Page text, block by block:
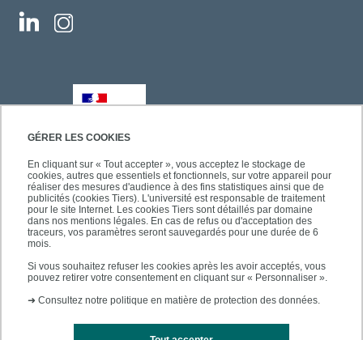
GÉRER LES COOKIES
En cliquant sur « Tout accepter », vous acceptez le stockage de
cookies, autres que essentiels et fonctionnels, sur votre appareil pour
réaliser des mesures d'audience à des fins statistiques ainsi que de
publicités (cookies Tiers). L'université est responsable de traitement
pour le site Internet. Les cookies Tiers sont détaillés par domaine
dans nos mentions légales. En cas de refus ou d'acceptation des
traceurs, vos paramètres seront sauvegardés pour une durée de 6
mois.
Si vous souhaitez refuser les cookies après les avoir acceptés, vous
pouvez retirer votre consentement en cliquant sur « Personnaliser ».
➜ Consultez notre politique en matière de protection des données.